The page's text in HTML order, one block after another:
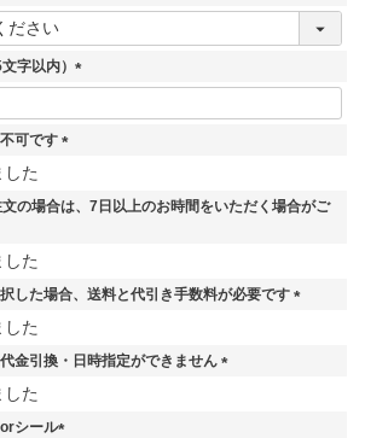
字以内）
(
必
可です
須
した
の場合は、7日以上のお時間をいただく場合がご
した
した場合、送料と代引き手数料が必要です
した
金引換・日時指定ができません
した
シール